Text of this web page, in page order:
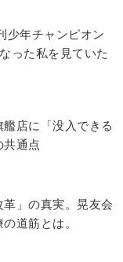
少年チャンピオン
った私を見ていた
店に「没入できる
通点
」の真実。晃友会
道筋とは。